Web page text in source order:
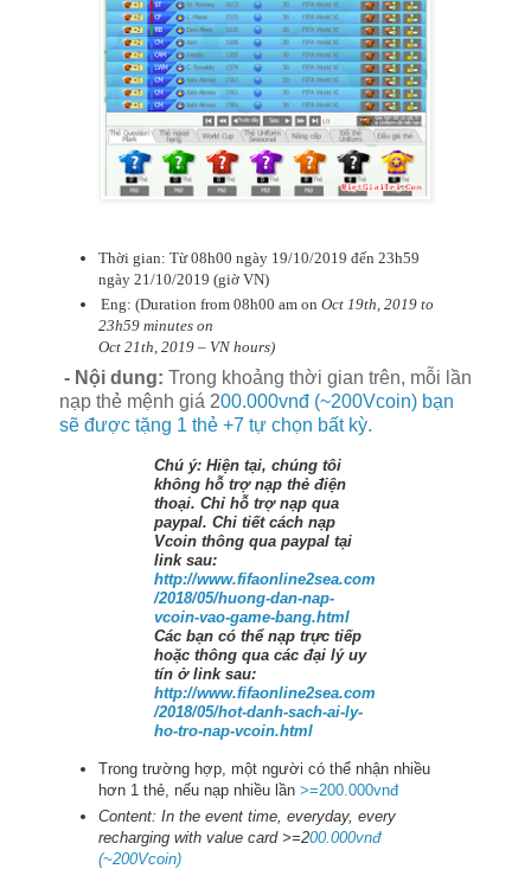
Thời gian: Từ 08h00 ngày 19/10/2019 đến 23h59
ngày 21/10/2019 (giờ VN)
Eng: (Duration from 08h00 am on Oct 19th, 2019 to
23h59 minutes on
Oct 21th, 2019– VN hours)
- Nội dung: Trong khoảng thời gian trên, mỗi lần
nạp thẻ mệnh giá 200.000vnđ (~200Vcoin) bạn
sẽ được tặng 1 thẻ +7 tự chọn bất kỳ.
Chú ý: Hiện tại, chúng tôi
không hỗ trợ nạp thẻ điện
thoại. Chỉ hỗ trợ nạp qua
paypal. Chi tiết cách nạp
Vcoin thông qua paypal tại
link sau:
http://www.fifaonline2sea.com
/2018/05/huong-dan-nap-
vcoin-vao-game-bang.html
Các bạn có thể nạp trực tiếp
hoặc thông qua các đại lý uy
tín ở link sau:
http://www.fifaonline2sea.com
/2018/05/hot-danh-sach-ai-ly-
ho-tro-nap-vcoin.html
Trong trường hợp, một người có thể nhận nhiều
hơn 1 thẻ, nếu nạp nhiều lần >=200.000vnđ
Content: In the event time, everyday, every
recharging with value card >=200.000vnđ
(~200Vcoin)